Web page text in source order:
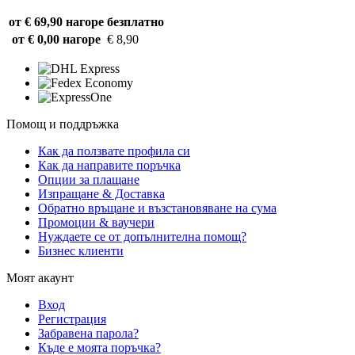
от € 69,90 нагоре безплатно
от € 0,00 нагоре € 8,90
Помощ и поддръжка
Как да ползвате профила си
Как да направите поръчка
Опции за плащане
Изпращане & Доставка
Обратно връщане и възстановяване на сума
Промоции & ваучери
Нуждаете се от допълнителна помощ?
Бизнес клиенти
Моят акаунт
Вход
Регистрация
Забравена парола?
Къде е моята поръчка?